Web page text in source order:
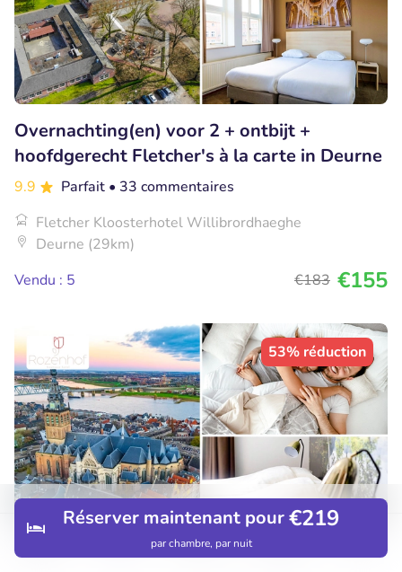
Restaurants Réservations
Réserver maintenant pour€219
par chambre, par nuit
Overnachting(en) voor 2 + ontbijt +
hoofdgerecht Fletcher's à la carte in Deurne
9.9 Parfait • 33 commentaires
Fletcher Kloosterhotel Willibrordhaeghe
Deurne (29km)
Vendu : 5
€183 €155
53% réduction